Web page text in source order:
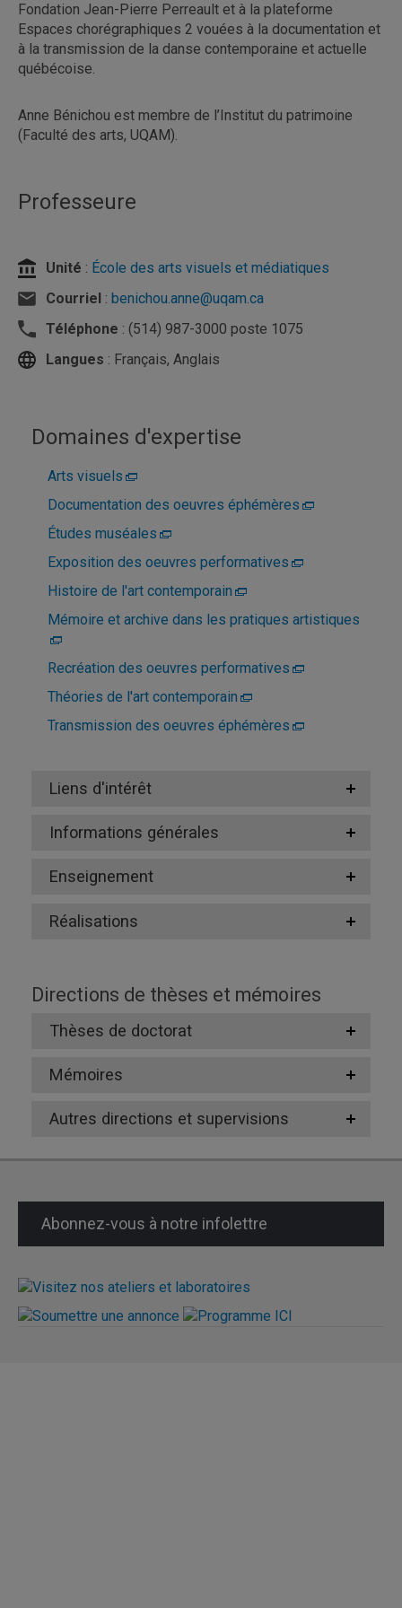
Fondation Jean-Pierre Perreault et à la plateforme
Espaces chorégraphiques 2 vouées à la documentation et
à la transmission de la danse contemporaine et actuelle
québécoise.
Anne Bénichou est membre de l’Institut du patrimoine
(Faculté des arts, UQAM).
Professeure
Unité : École des arts visuels et médiatiques
Courriel : benichou.anne@uqam.ca
Téléphone : (514) 987-3000 poste 1075
Langues : Français, Anglais
Domaines d'expertise
Arts visuels
Documentation des oeuvres éphémères
Études muséales
Exposition des oeuvres performatives
Histoire de l'art contemporain
Mémoire et archive dans les pratiques artistiques
Recréation des oeuvres performatives
Théories de l'art contemporain
Transmission des oeuvres éphémères
Liens d'intérêt
Informations générales
Enseignement
Réalisations
Directions de thèses et mémoires
Thèses de doctorat
Mémoires
Autres directions et supervisions
Abonnez-vous à notre infolettre